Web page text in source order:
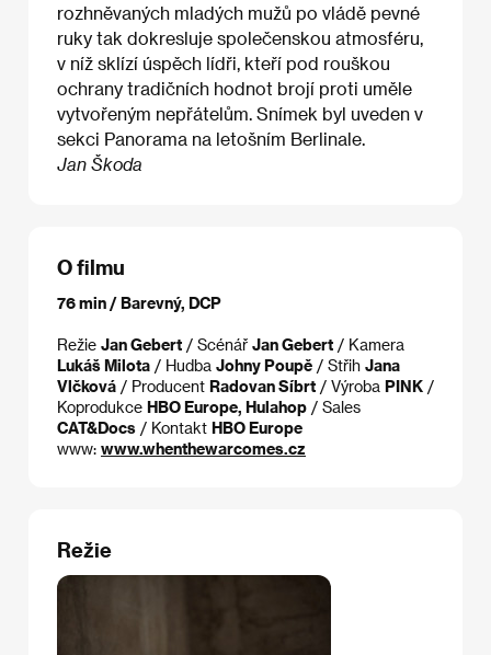
rozhněvaných mladých mužů po vládě pevné
ruky tak dokresluje společenskou atmosféru,
v níž sklízí úspěch lídři, kteří pod rouškou
ochrany tradičních hodnot brojí proti uměle
vytvořeným nepřátelům. Snímek byl uveden v
sekci Panorama na letošním Berlinale.
Jan Škoda
O filmu
76 min / Barevný, DCP
Režie Jan Gebert / Scénář Jan Gebert / Kamera
Lukáš Milota / Hudba Johny Poupě / Střih Jana
Vlčková / Producent Radovan Síbrt / Výroba PINK /
Koprodukce HBO Europe, Hulahop / Sales
CAT&Docs / Kontakt HBO Europe
www: www.whenthewarcomes.cz
Režie